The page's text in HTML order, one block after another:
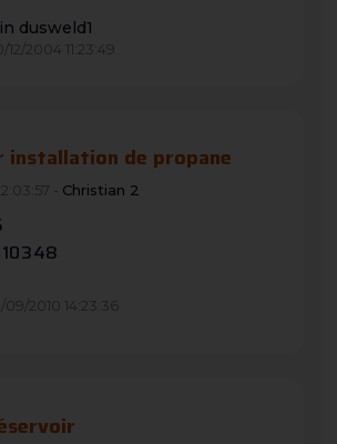
dusweld1
12/2004 11:23:49
installation de propane
- Christian 2
09/2010 14:23:36